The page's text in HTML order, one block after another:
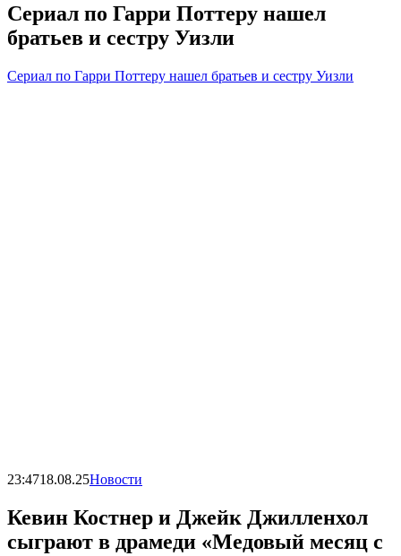
Сериал по Гарри Поттеру нашел
братьев и сестру Уизли
Сериал по Гарри Поттеру нашел братьев и сестру Уизли
23:4718.08.25Новости
Кевин Костнер и Джейк Джилленхол
сыграют в драмеди «Медовый месяц с